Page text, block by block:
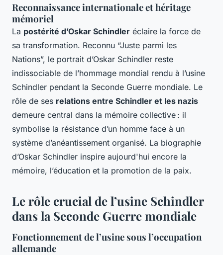
Reconnaissance internationale et héritage
mémoriel
La postérité d’Oskar Schindler éclaire la force de
sa transformation. Reconnu “Juste parmi les
Nations”, le portrait d’Oskar Schindler reste
indissociable de l’hommage mondial rendu à l’usine
Schindler pendant la Seconde Guerre mondiale. Le
rôle de ses relations entre Schindler et les nazis
demeure central dans la mémoire collective : il
symbolise la résistance d’un homme face à un
système d’anéantissement organisé. La biographie
d’Oskar Schindler inspire aujourd'hui encore la
mémoire, l’éducation et la promotion de la paix.
Le rôle crucial de l’usine Schindler
dans la Seconde Guerre mondiale
Fonctionnement de l’usine sous l’occupation
allemande